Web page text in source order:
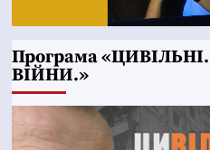
Програма
ВІЙНИ.»